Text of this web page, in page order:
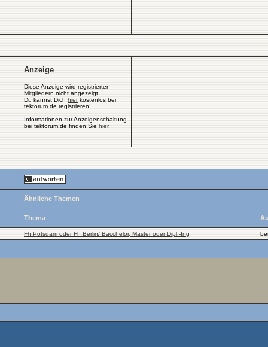
Anzeige
Diese Anzeige wird registrierten
Mitgliedern nicht angezeigt.
Du kannst Dich hierkostenlos bei
tektorum.de registrieren!
Informationen zur Anzeigenschaltung
bei tektorum.de finden Sie hier.
Ähnliche Themen
Thema
Fh Potsdam oder Fh Berlin/ Bacchelor, Master oder Dipl.-Ing